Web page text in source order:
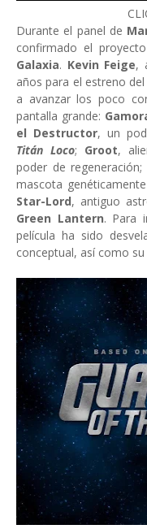
Durante el panel de
confirmado el
Galaxia. Kevin Feige,
años para el estreno
a avanzar los poco
pantalla grande:
el Destructor, un
Titán Loco; Groot,
poder de regeneración;
mascota
Star-Lord, antiguo
Green Lantern. Para
película ha sido
conceptual, así como